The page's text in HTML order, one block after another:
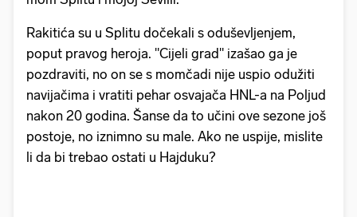
Rakitića su u Splitu dočekali s oduševljenjem,
poput pravog heroja. "Cijeli grad" izašao ga je
pozdraviti, no on se s momčadi nije uspio odužiti
navijačima i vratiti pehar osvajača HNL-a na Poljud
nakon 20 godina. Šanse da to učini ove sezone još
postoje, no iznimno su male. Ako ne uspije, mislite
li da bi trebao ostati u Hajduku?